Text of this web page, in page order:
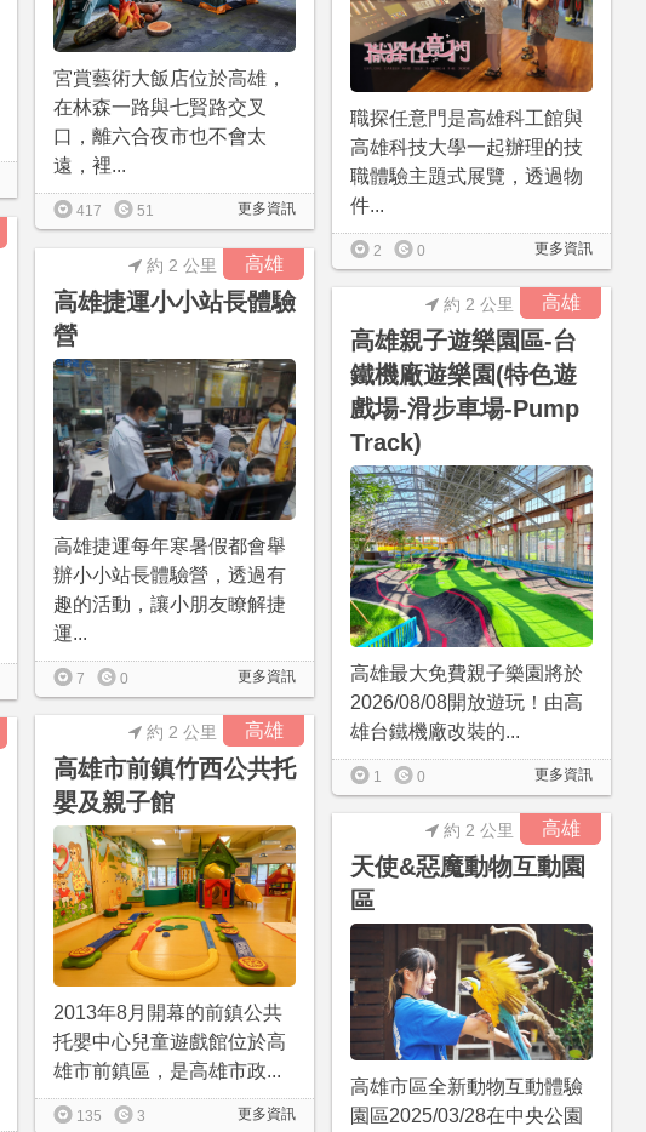
職探任意門是高雄科工館與
高雄科技大學一起辦理的技
職體驗主題式展覽，透過物
件...
更多資訊
2 0
宮賞藝術大飯店位於高雄，
在林森一路與七賢路交叉
口，離六合夜市也不會太
遠，裡...
更多資訊
417 51
高雄
高雄捷運小小站長體驗
營
約 2 公里
高雄捷運每年寒暑假都會舉
辦小小站長體驗營，透過有
趣的活動，讓小朋友瞭解捷
運...
更多資訊
7 0
高雄
高雄親子遊樂園區-台
鐵機廠遊樂園(特色遊
戲場-滑步車場-Pump
Track)
約 2 公里
高雄最大免費親子樂園將於
2026/08/08開放遊玩！由高
雄台鐵機廠改裝的...
更多資訊
1 0
高雄
高雄市前鎮竹西公共托
嬰及親子館
約 2 公里
2013年8月開幕的前鎮公共
托嬰中心兒童遊戲館位於高
雄市前鎮區，是高雄市政...
更多資訊
135 3
高雄
天使&惡魔動物互動園
區
約 2 公里
高雄市區全新動物互動體驗
園區2025/03/28在中央公園